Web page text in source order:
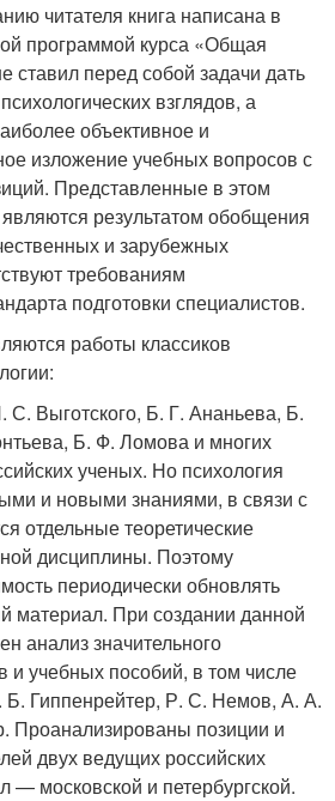
читателя книга написана в
программой курса «Общая
ставил перед собой задачи дать
взглядов, а
объективное и
изложение учебных вопросов с
Представленные в этом
результатом обобщения
и зарубежных
требованиям
подготовки специалистов.
работы классиков
Выготского, Б. Г. Ананьева, Б.
Б. Ф. Ломова и многих
ученых. Но психология
и новыми знаниями, в связи с
отдельные теоретические
дисциплины. Поэтому
периодически обновлять
материал. При создании данной
анализ значительного
и учебных пособий, в том числе
Б. Гиппенрейтер, Р. С. Немов, А. А.
Проанализированы позиции и
двух ведущих российских
— московской и петербургской.